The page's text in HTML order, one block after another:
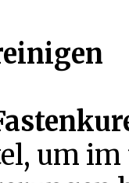
um